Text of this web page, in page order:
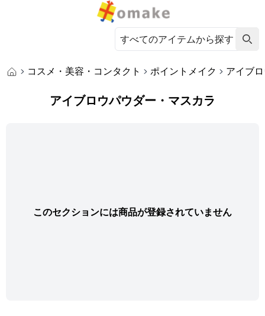
コスメ・美容・コンタクト ポイントメイク アイブ
アイブロウパウダー・マスカラ
このセクションには商品が登録されていません